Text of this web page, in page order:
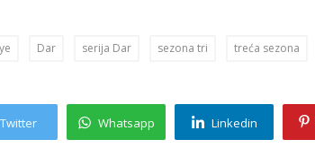
Dar serija Dar sezona tri treća sezona
Twitter Whatsapp Linkedin